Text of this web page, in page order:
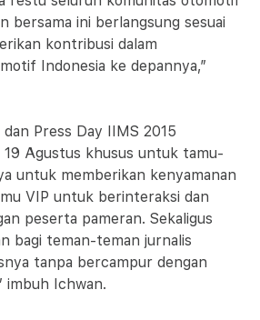
bersama ini berlangsung sesuai
kontribusi dalam
Indonesia ke depannya,”
Press Day IIMS 2015
19 Agustus khusus untuk tamu-
untuk memberikan kenyamanan
VIP untuk berinteraksi dan
peserta pameran. Sekaligus
bagi teman-teman jurnalis
tanpa bercampur dengan
imbuh Ichwan.